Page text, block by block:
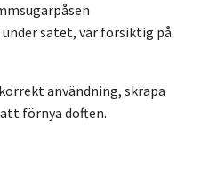
sätet, var försiktig på
användning, skrapa
förnya doften.